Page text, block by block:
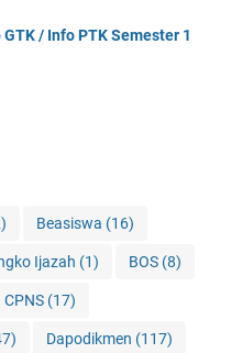
/ Info PTK Semester 1
Beasiswa (16)
Ijazah (1) BOS (8)
CPNS (17)
Dapodikmen (117)